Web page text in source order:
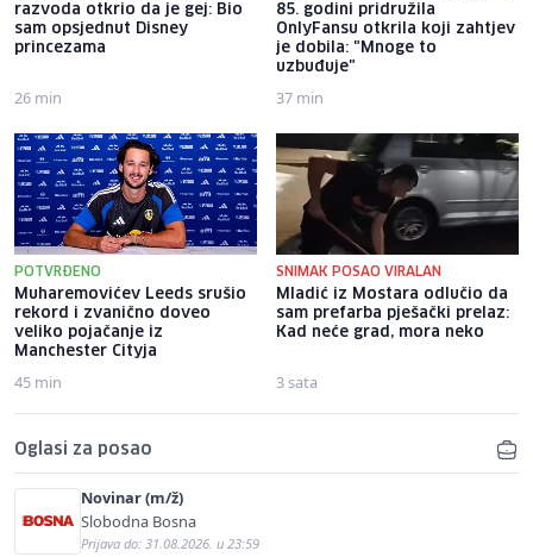
razvoda otkrio da je gej: Bio
sam opsjednut Disney
princezama
26 min
85. godini pridružila
OnlyFansu otkrila koji zahtjev
je dobila: "Mnoge to
uzbuđuje"
37 min
POTVRĐENO
Muharemovićev Leeds srušio
rekord i zvanično doveo
veliko pojačanje iz
Manchester Cityja
45 min
SNIMAK POSAO VIRALAN
Mladić iz Mostara odlučio da
sam prefarba pješački prelaz:
Kad neće grad, mora neko
3 sata
Oglasi za posao
Novinar (m/ž)
Slobodna Bosna
Prijava do: 31.08.2026. u 23:59